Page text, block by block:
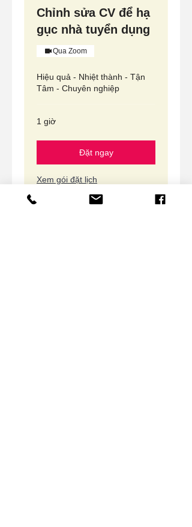
Chỉnh sửa CV để hạ
gục nhà tuyển dụng
Qua Zoom
Hiệu quả - Nhiệt thành - Tận
Tâm - Chuyên nghiệp
1 giờ
Đặt ngay
Xem gói đặt lịch